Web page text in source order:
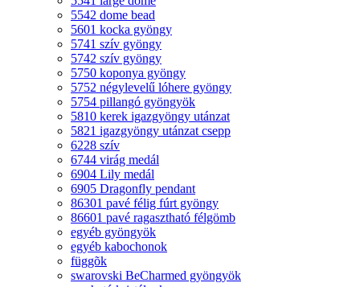
5542 dome bead
5601 kocka gyöngy
5741 szív gyöngy
5742 szív gyöngy
5750 koponya gyöngy
5752 négylevelű lóhere gyöngy
5754 pillangó gyöngyök
5810 kerek igazgyöngy utánzat
5821 igazgyöngy utánzat csepp
6228 szív
6744 virág medál
6904 Lily medál
6905 Dragonfly pendant
86301 pavé félig fúrt gyöngy
86601 pavé ragasztható félgömb
egyéb gyöngyök
egyéb kabochonok
függõk
swarovski BeCharmed gyöngyök